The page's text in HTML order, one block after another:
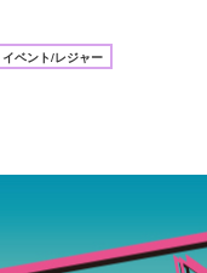
イベント/レジャー